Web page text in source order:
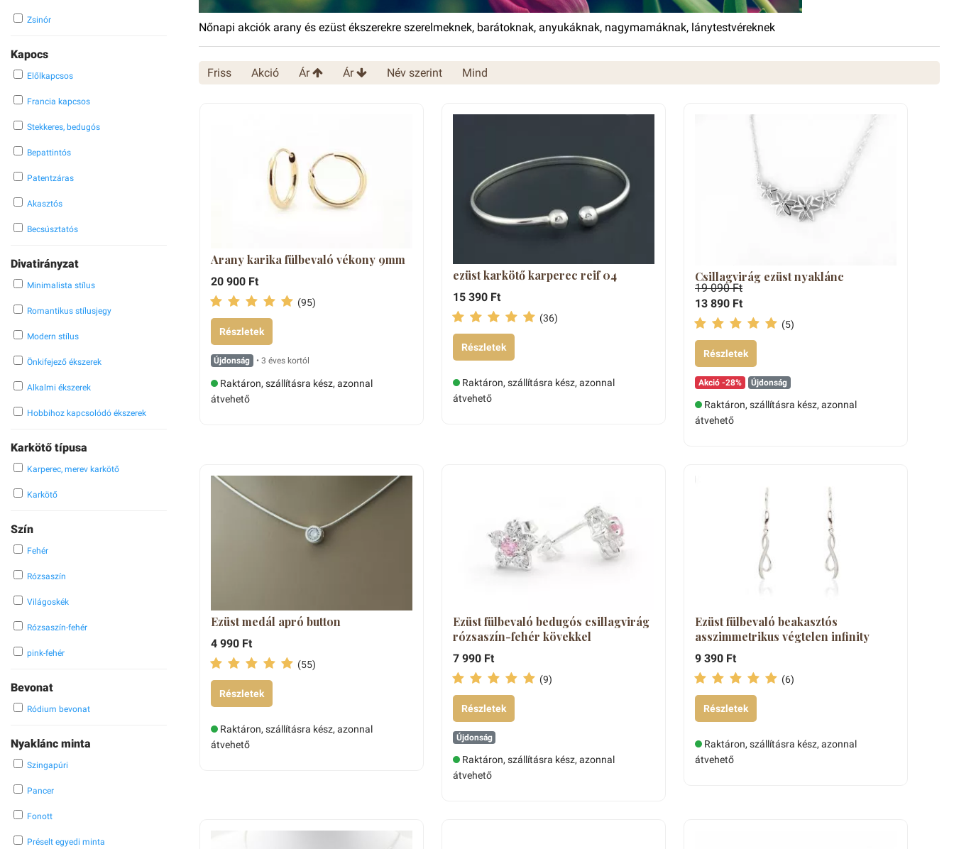
Zsinór
Kapocs
Előlkapcsos
Francia kapcsos
Stekkeres, bedugós
Bepattintós
Patentzáras
Akasztós
Becsúsztatós
Divatirányzat
Minimalista stílus
Romantikus stílusjegy
Modern stílus
Önkifejező ékszerek
Alkalmi ékszerek
Hobbihoz kapcsolódó ékszerek
Karkötő típusa
Karperec, merev karkötő
Karkötő
Szín
Fehér
Rózsaszín
Világoskék
Rózsaszín-fehér
pink-fehér
Bevonat
Ródium bevonat
Nyaklánc minta
Szingapúri
Pancer
Fonott
Préselt egyedi minta
Nőnapi akciók arany és ezüst ékszerekre szerelmeknek, barátoknak, anyukáknak, nagymamáknak, lánytestvéreknek
Friss Akció Ár Ár Név szerint Mind
Arany karika fülbevaló vékony 9mm
20 900 Ft
(95)
Részletek
Újdonság • 3 éves kortól
Raktáron, szállításra kész, azonnal
átvehető
ezüst karkötő karperec reif 04
15 390 Ft
(36)
Részletek
Raktáron, szállításra kész, azonnal
átvehető
Csillagvirág ezüst nyaklánc
19 090 Ft
13 890 Ft
(5)
Részletek
Akció -28% Újdonság
Raktáron, szállításra kész, azonnal
átvehető
Ezüst medál apró button
4 990 Ft
(55)
Részletek
Raktáron, szállításra kész, azonnal
átvehető
Ezüst fülbevaló bedugós csillagvirág
rózsaszín-fehér kövekkel
7 990 Ft
(9)
Részletek
Újdonság
Raktáron, szállításra kész, azonnal
átvehető
Ezüst fülbevaló beakasztós
asszimmetrikus végtelen infinity
9 390 Ft
(6)
Részletek
Raktáron, szállításra kész, azonnal
átvehető